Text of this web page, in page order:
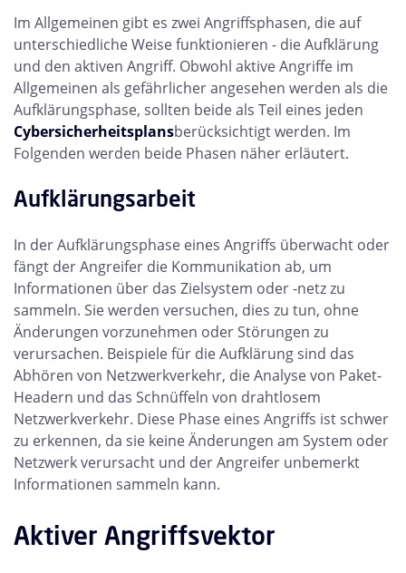
Im Allgemeinen gibt es zwei Angriffsphasen, die auf
unterschiedliche Weise funktionieren - die Aufklärung
und den aktiven Angriff. Obwohl aktive Angriffe im
Allgemeinen als gefährlicher angesehen werden als die
Aufklärungsphase, sollten beide als Teil eines jeden
Cybersicherheitsplansberücksichtigt werden. Im
Folgenden werden beide Phasen näher erläutert.
Aufklärungsarbeit
In der Aufklärungsphase eines Angriffs überwacht oder
fängt der Angreifer die Kommunikation ab, um
Informationen über das Zielsystem oder -netz zu
sammeln. Sie werden versuchen, dies zu tun, ohne
Änderungen vorzunehmen oder Störungen zu
verursachen. Beispiele für die Aufklärung sind das
Abhören von Netzwerkverkehr, die Analyse von Paket-
Headern und das Schnüffeln von drahtlosem
Netzwerkverkehr. Diese Phase eines Angriffs ist schwer
zu erkennen, da sie keine Änderungen am System oder
Netzwerk verursacht und der Angreifer unbemerkt
Informationen sammeln kann.
Aktiver Angriffsvektor